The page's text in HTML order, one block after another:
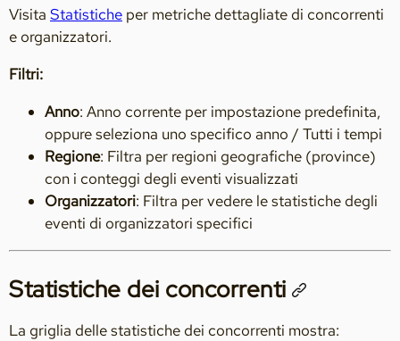
Visita Statistiche per metriche dettagliate di concorrenti
e organizzatori.
Filtri:
Anno: Anno corrente per impostazione predefinita,
oppure seleziona uno specifico anno / Tutti i tempi
Regione: Filtra per regioni geografiche (province)
con i conteggi degli eventi visualizzati
Organizzatori: Filtra per vedere le statistiche degli
eventi di organizzatori specifici
Statistiche dei concorrenti
La griglia delle statistiche dei concorrenti mostra: